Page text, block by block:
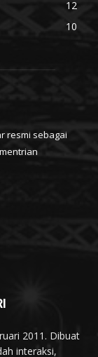
12
10
resmi sebagai
2011. Dibuat
interaksi,